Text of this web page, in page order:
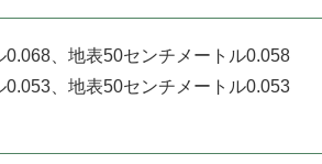
、地表50センチメートル0.058
、地表50センチメートル0.053